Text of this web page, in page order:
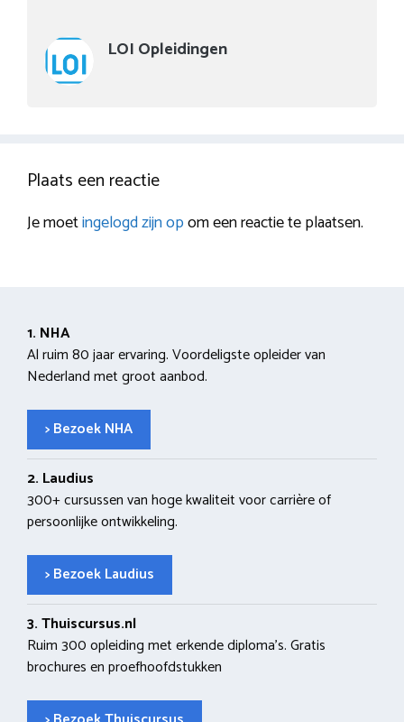
LOI Opleidingen
Plaats een reactie
Je moetingelogd zijn opom een reactie te plaatsen.
1. NHA
Al ruim 80 jaar ervaring. Voordeligste opleider van
Nederland met groot aanbod.
> Bezoek NHA
2. Laudius
300+ cursussen van hoge kwaliteit voor carrière of
persoonlijke ontwikkeling.
> Bezoek Laudius
3. Thuiscursus.nl
Ruim 300 opleiding met erkende diploma’s. Gratis
brochures en proefhoofdstukken